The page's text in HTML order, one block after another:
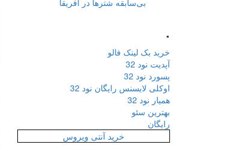
بی‌سابقه شترها در آفریقا
.
خرید بک لینک فالو
آپدیت نود 32
پسورد نود 32
اوکلی لایسنس رایگان نود 32
همیار نود 32
بهترین سئو
رایگان
خرید آنتی ویروس